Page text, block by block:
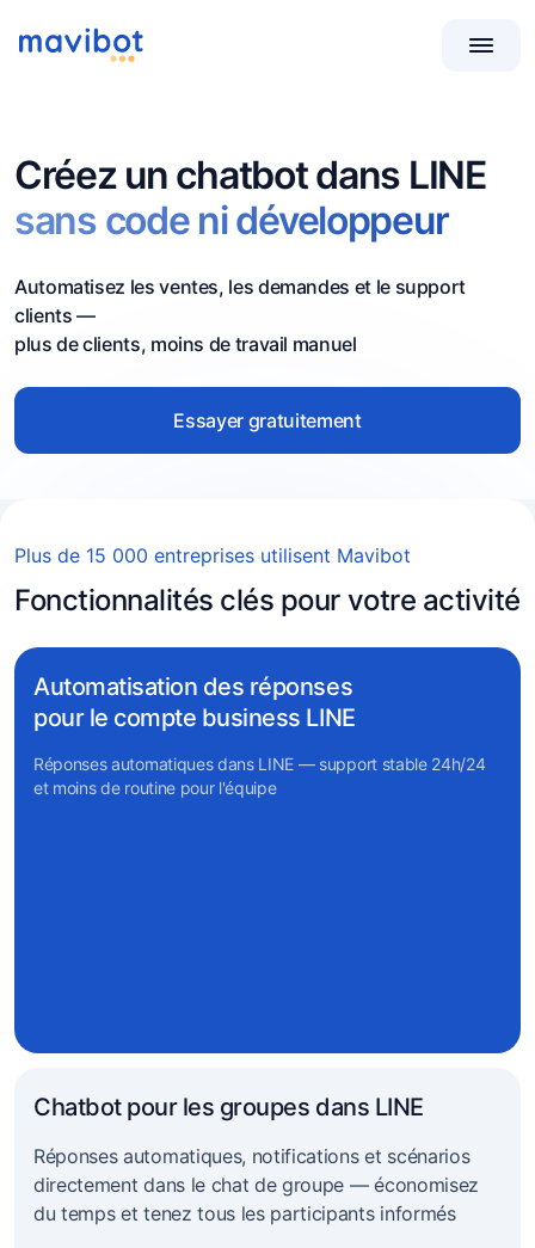
Créez un chatbot dans LINE
sans code ni développeur
Automatisez les ventes, les demandes et le support
clients —
plus de clients, moins de travail manuel
Essayer gratuitement
Plus de 15 000 entreprises utilisent Mavibot
Fonctionnalités clés pour votre activité
Automatisation des réponses
pour le compte business LINE
Réponses automatiques dans LINE — support stable 24h/24
et moins de routine pour l'équipe
Chatbot pour les groupes dans LINE
Réponses automatiques, notifications et scénarios
directement dans le chat de groupe — économisez
du temps et tenez tous les participants informés